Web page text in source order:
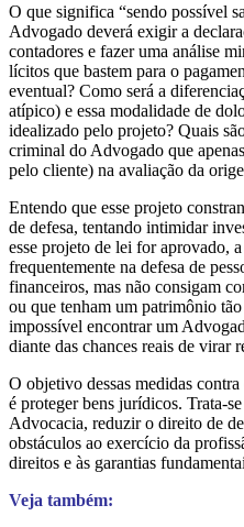
O que significa “sendo possível
Advogado deverá exigir a
contadores e fazer uma análise
lícitos que bastem para o
eventual? Como será a
atípico) e essa modalidade de
idealizado pelo projeto? Quais
criminal do Advogado que
pelo cliente) na avaliação da
Entendo que esse projeto
de defesa, tentando intimidar
esse projeto de lei for aprovado,
frequentemente na defesa de
financeiros, mas não consigam
ou que tenham um patrimônio
impossível encontrar um
diante das chances reais de virar
O objetivo dessas medidas
é proteger bens jurídicos. Trata-
Advocacia, reduzir o direito de
obstáculos ao exercício da
direitos e às garantias
Veja também: